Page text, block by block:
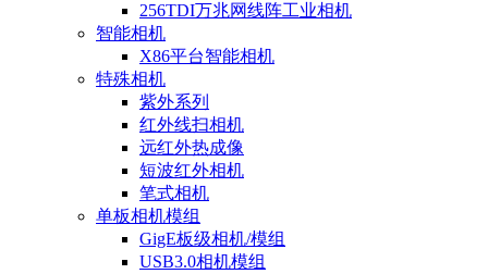
256TDI万兆网线阵工业相机
智能相机
X86平台智能相机
特殊相机
紫外系列
红外线扫相机
远红外热成像
短波红外相机
笔式相机
单板相机模组
GigE板级相机/模组
USB3.0相机模组